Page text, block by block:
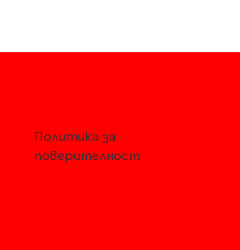
Политика за
поверителност